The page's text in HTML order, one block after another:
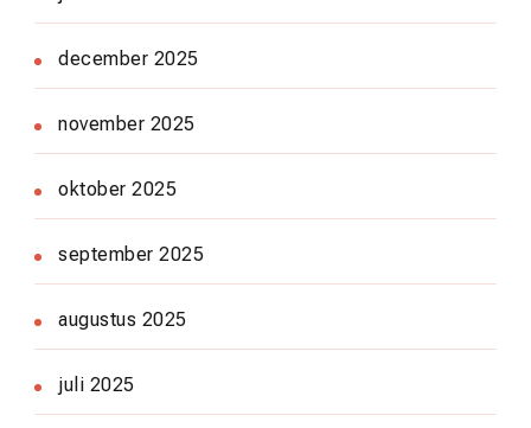
december 2025
november 2025
oktober 2025
september 2025
augustus 2025
juli 2025